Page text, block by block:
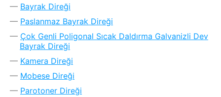
Bayrak Direği
Paslanmaz Bayrak Direği
Çok Genli Poligonal Sıcak Daldırma Galvanizli Dev
Bayrak Direği
Kamera Direği
Mobese Direği
Parotoner Direği